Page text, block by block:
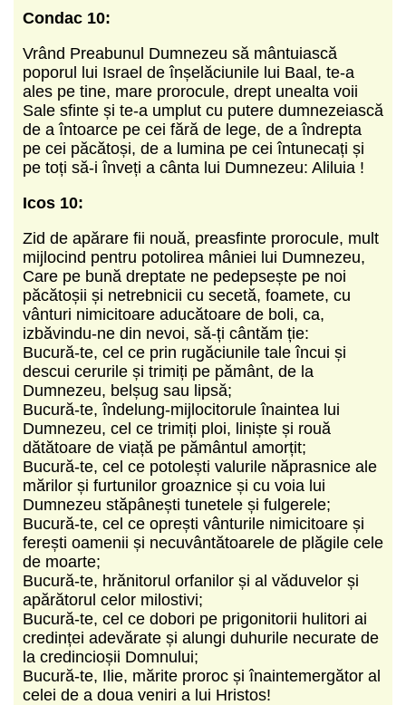
Condac 10:
Vrând Preabunul Dumnezeu să mântuiască
poporul lui Israel de înșelăciunile lui Baal, te-a
ales pe tine, mare prorocule, drept unealta voii
Sale sfinte și te-a umplut cu putere dumnezeiască
de a întoarce pe cei fără de lege, de a îndrepta
pe cei păcătoși, de a lumina pe cei întunecați și
pe toți să-i înveți a cânta lui Dumnezeu: Aliluia !
Icos 10:
Zid de apărare fii nouă, preasfinte prorocule, mult
mijlocind pentru potolirea mâniei lui Dumnezeu,
Care pe bună dreptate ne pedepsește pe noi
păcătoșii și netrebnicii cu secetă, foamete, cu
vânturi nimicitoare aducătoare de boli, ca,
izbăvindu-ne din nevoi, să-ți cântăm ție:
Bucură-te, cel ce prin rugăciunile tale încui și
descui cerurile și trimiți pe pământ, de la
Dumnezeu, belșug sau lipsă;
Bucură-te, îndelung-mijlocitorule înaintea lui
Dumnezeu, cel ce trimiți ploi, liniște și rouă
dătătoare de viață pe pământul amorțit;
Bucură-te, cel ce potolești valurile năprasnice ale
mărilor și furtunilor groaznice și cu voia lui
Dumnezeu stăpânești tunetele și fulgerele;
Bucură-te, cel ce oprești vânturile nimicitoare și
ferești oamenii și necuvântătoarele de plăgile cele
de moarte;
Bucură-te, hrănitorul orfanilor și al văduvelor și
apărătorul celor milostivi;
Bucură-te, cel ce dobori pe prigonitorii hulitori ai
credinței adevărate și alungi duhurile necurate de
la credincioșii Domnului;
Bucură-te, Ilie, mărite proroc și înaintemergător al
celei de a doua veniri a lui Hristos!